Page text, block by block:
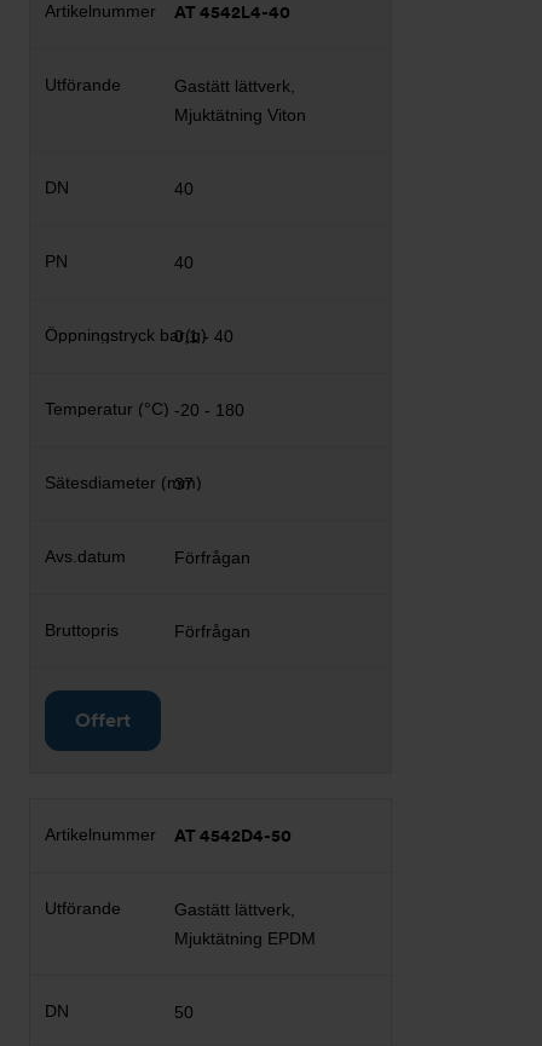
AT 4542L4-40
Gastätt lättverk,
Mjuktätning Viton
40
40
0,1 - 40
-20 - 180
37
Förfrågan
Förfrågan
Offert
AT 4542D4-50
Gastätt lättverk,
Mjuktätning EPDM
50